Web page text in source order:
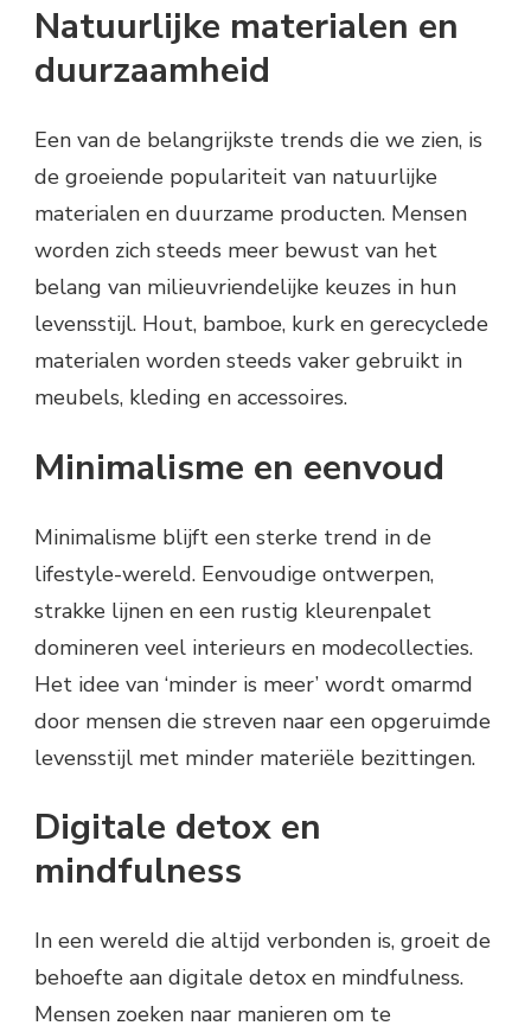
Natuurlijke materialen en
duurzaamheid
Een van de belangrijkste trends die we zien, is
de groeiende populariteit van natuurlijke
materialen en duurzame producten. Mensen
worden zich steeds meer bewust van het
belang van milieuvriendelijke keuzes in hun
levensstijl. Hout, bamboe, kurk en gerecyclede
materialen worden steeds vaker gebruikt in
meubels, kleding en accessoires.
Minimalisme en eenvoud
Minimalisme blijft een sterke trend in de
lifestyle-wereld. Eenvoudige ontwerpen,
strakke lijnen en een rustig kleurenpalet
domineren veel interieurs en modecollecties.
Het idee van ‘minder is meer’ wordt omarmd
door mensen die streven naar een opgeruimde
levensstijl met minder materiële bezittingen.
Digitale detox en
mindfulness
In een wereld die altijd verbonden is, groeit de
behoefte aan digitale detox en mindfulness.
Mensen zoeken naar manieren om te